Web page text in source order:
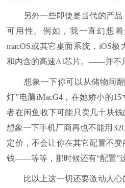
另外一些即使是当代的产品
可用性。例如，我一直幻想着
macOS或其它桌面系统，iOS
和内含的高速AI芯片。——并不
想象一下你可以从储物间翻
灯”电脑iMacG4，在她娇小的15
者在闲鱼收下可能只卖几十块钱
想象一下手机厂商再也不能用
定价，不会让你在其它配置不
钱——等等，那时候还有“配置”
比以上这一切还要激动人心